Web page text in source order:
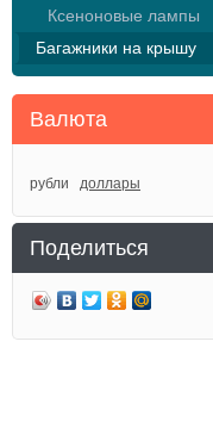
Ксеноновые лампы
Багажники на крышу
Валюта
рубли доллары
Поделиться